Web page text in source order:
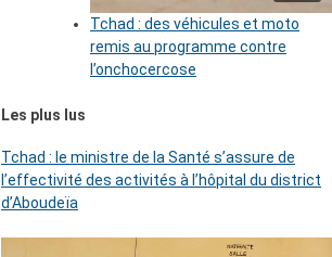
Tchad : des véhicules et moto
remis au programme contre
l’onchocercose
Les plus lus
Tchad : le ministre de la Santé s’assure de
l’effectivité des activités à l’hôpital du district
d’Aboudeïa